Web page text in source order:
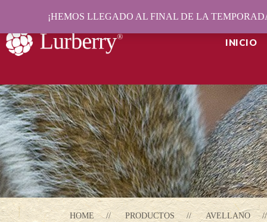
INICIO
HOME PRODUCTOS AVELLANO
¡HEMOS LLEGADO AL FINAL DE LA